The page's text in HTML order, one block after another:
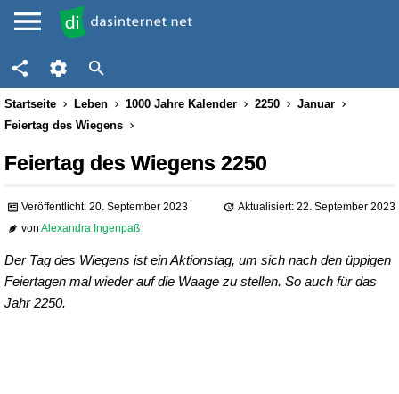
Startseite Leben 1000 Jahre Kalender 2250
Januar
Feiertag des Wiegens
Feiertag des Wiegens 2250
Veröffentlicht: 20. September 2023
Aktualisiert: 22. September 2023
vonAlexandra Ingenpaß
Der Tag des Wiegens ist ein Aktionstag, um sich nach den üppigen
Feiertagen mal wieder auf die Waage zu stellen. So auch für das
Jahr 2250.